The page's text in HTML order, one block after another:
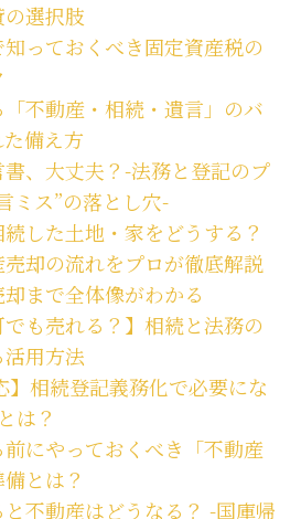
の選択肢
っておくべき固定資産税の
不動産・相続・遺言」のバ
備え方
、大丈夫？-法務と登記のプ
ミス”の落とし穴-
続した土地・家をどうする？
却の流れをプロが徹底解説
却まで全体像がわかる
でも売れる？】相続と法務の
用方法
】相続登記義務化で必要にな
は？
にやっておくべき「不動産
とは？
不動産はどうなる？ -国庫帰